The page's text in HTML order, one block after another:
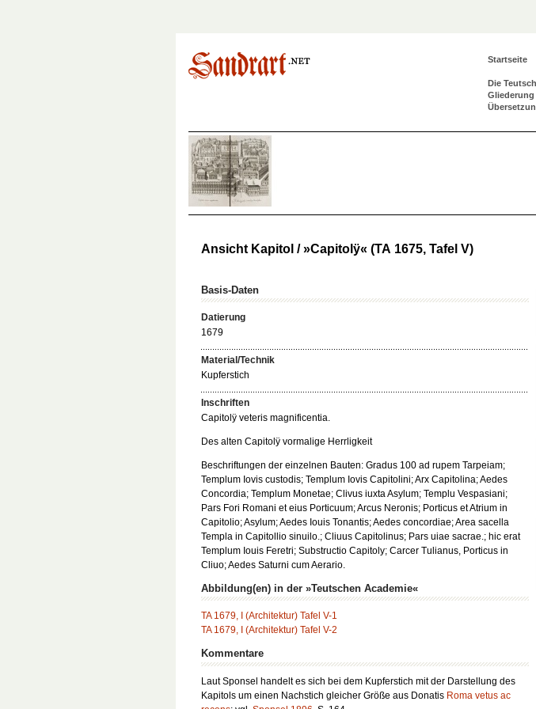
Startseite
Die
Gliederung
Ansicht Kapitol / »Capitolÿ« (TA 1675, Tafel V)
Basis-Daten
Datierung
1679
Material/Technik
Kupferstich
Inschriften
Capitolÿ veteris magnificentia.
Des alten Capitolÿ vormalige Herrligkeit
Beschriftungen der einzelnen Bauten: Gradus 100 ad rupem Tarpeiam;
Templum Iovis custodis; Templum Iovis Capitolini; Arx Capitolina; Aedes
Concordia; Templum Monetae; Clivus iuxta Asylum; Templu Vespasiani;
Pars Fori Romani et eius Porticuum; Arcus Neronis; Porticus et Atrium in
Capitolio; Asylum; Aedes Iouis Tonantis; Aedes concordiae; Area sacella
Templa in Capitollio sinuilo.; Cliuus Capitolinus; Pars uiae sacrae.; hic erat
Templum Iouis Feretri; Substructio Capitoly; Carcer Tulianus, Porticus in
Cliuo; Aedes Saturni cum Aerario.
Abbildung(en) in der »Teutschen Academie«
TA 1679, I (Architektur) Tafel V-1
TA 1679, I (Architektur) Tafel V-2
Kommentare
Laut Sponsel handelt es sich bei dem Kupferstich mit der Darstellung des
Kapitols um einen Nachstich gleicher Größe aus Donatis Roma vetus ac